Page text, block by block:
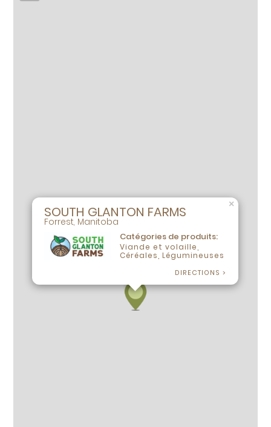
SOUTH GLANTON FARMS
Forrest, Manitoba
Catégories de produits:
Viande et volaille,
Céréales, Légumineuses
DIRECTIONS >
×